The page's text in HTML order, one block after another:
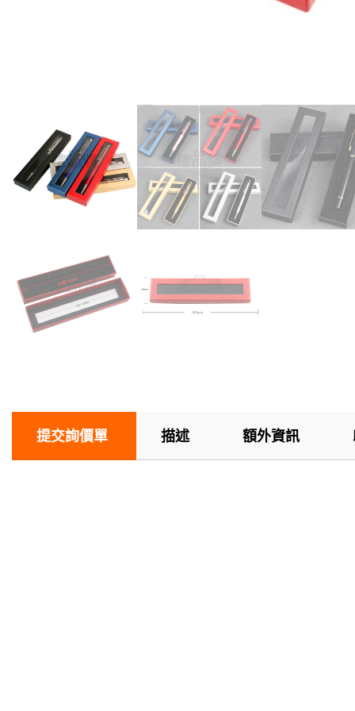
提交詢價單 描述 額外資訊